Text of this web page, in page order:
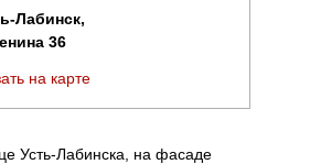
Лабинск,
36
Усть-Лабинска, на фасаде
на карте